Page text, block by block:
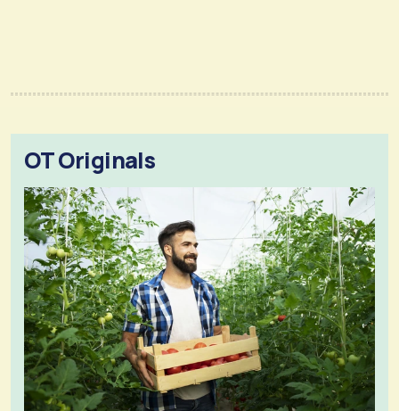
OT Originals